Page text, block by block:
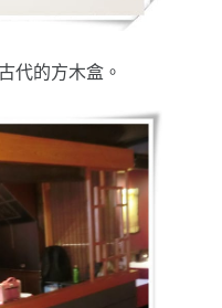
代的方木盒。